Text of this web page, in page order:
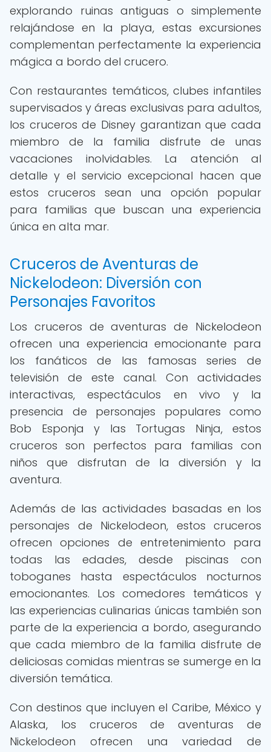
explorando ruinas antiguas o simplemente
relajándose en la playa, estas excursiones
complementan perfectamente la experiencia
mágica a bordo del crucero.
Con restaurantes temáticos, clubes infantiles
supervisados y áreas exclusivas para adultos,
los cruceros de Disney garantizan que cada
miembro de la familia disfrute de unas
vacaciones inolvidables. La atención al
detalle y el servicio excepcional hacen que
estos cruceros sean una opción popular
para familias que buscan una experiencia
única en alta mar.
Cruceros de Aventuras de
Nickelodeon: Diversión con
Personajes Favoritos
Los cruceros de aventuras de Nickelodeon
ofrecen una experiencia emocionante para
los fanáticos de las famosas series de
televisión de este canal. Con actividades
interactivas, espectáculos en vivo y la
presencia de personajes populares como
Bob Esponja y las Tortugas Ninja, estos
cruceros son perfectos para familias con
niños que disfrutan de la diversión y la
aventura.
Además de las actividades basadas en los
personajes de Nickelodeon, estos cruceros
ofrecen opciones de entretenimiento para
todas las edades, desde piscinas con
toboganes hasta espectáculos nocturnos
emocionantes. Los comedores temáticos y
las experiencias culinarias únicas también son
parte de la experiencia a bordo, asegurando
que cada miembro de la familia disfrute de
deliciosas comidas mientras se sumerge en la
diversión temática.
Con destinos que incluyen el Caribe, México y
Alaska, los cruceros de aventuras de
Nickelodeon ofrecen una variedad de